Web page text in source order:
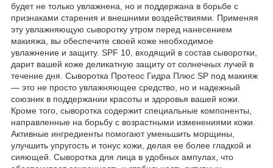
будет не только увлажнена, но и поддержана в борьбе с
признаками старения и внешними воздействиями. Применяя
эту увлажняющую сыворотку утром перед нанесением
макияжа, вы обеспечите своей коже необходимое
увлажнение и защиту. SPF 10, входящий в состав сыворотки,
дарит вашей коже деликатную защиту от солнечных лучей в
течение дня. Сыворотка Протеос Гидра Плюс SP под макияж
— это не просто увлажняющее средство, но и надежный
союзник в поддержании красоты и здоровья вашей кожи.
Кроме того, сыворотка содержит специальные компоненты,
направленные на борьбу с возрастными изменениями кожи.
Активные ингредиенты помогают уменьшить морщины,
улучшить упругость и тонус кожи, делая ее более гладкой и
сияющей. Сыворотка для лица в удобных ампулах, что